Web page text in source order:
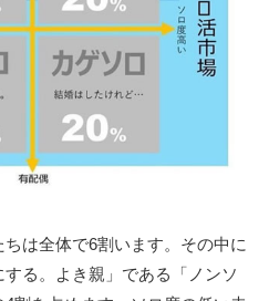
は全体で6割います。その中に
る。よき親」である「ノンソ